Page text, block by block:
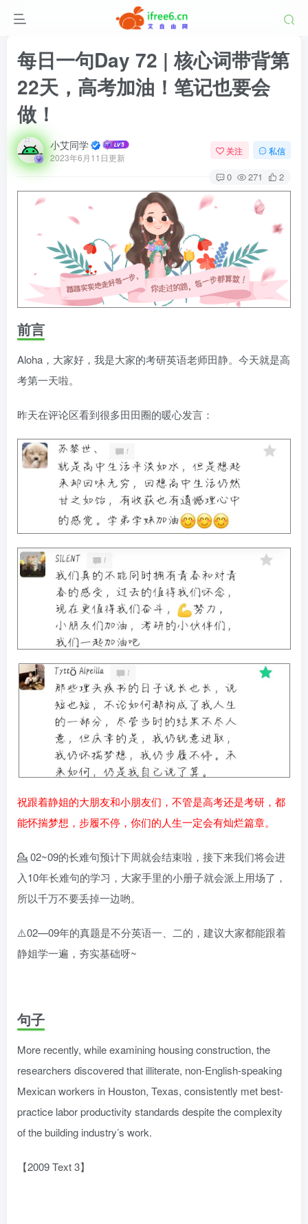
每日一句Day 72 | 核心词带背第
22天，高考加油！笔记也要会
做！
小艾同学
2023年6月11日更新
关注 私信
0 271 2
前言
Aloha，大家好，我是大家的考研英语老师田静。今天就是高
考第一天啦。
昨天在评论区看到很多田田圈的暖心发言：
祝跟着静姐的大朋友和小朋友们，不管是高考还是考研，都
能怀揣梦想，步履不停，你们的人生一定会有灿烂篇章。
💁 02~09的长难句预计下周就会结束啦，接下来我们将会进
入10年长难句的学习，大家手里的小册子就会派上用场了，
所以千万不要丢掉一边哟。
⚠️02—09年的真题是不分英语一、二的，建议大家都能跟着
静姐学一遍，夯实基础呀~
句子
More recently, while examining housing construction, the
researchers discovered that illiterate, non-English-speaking
Mexican workers in Houston, Texas, consistently met best-
practice labor productivity standards despite the complexity
of the building industry’s work.
【2009 Text 3】